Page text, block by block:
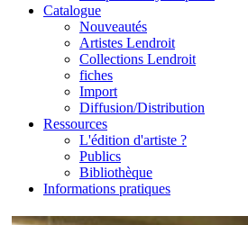
Catalogue
Nouveautés
Artistes Lendroit
Collections Lendroit
fiches
Import
Diffusion/Distribution
Ressources
L'édition d'artiste ?
Publics
Bibliothèque
Informations pratiques